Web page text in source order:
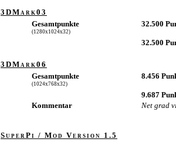
3DMark03
Gesamtpunkte
(1280x1024x32)
32.500
32.500
3DMark06
Gesamtpunkte
(1024x768x32)
8.456
9.687
Kommentar
Net grad
SuperPi / Mod Version 1.5